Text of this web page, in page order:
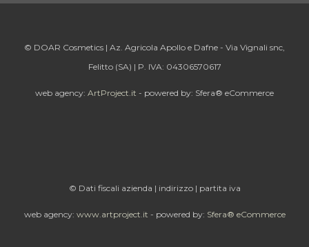
© DOAR Cosmetics | Az. Agricola Apollo e Dafne - Via Vignali snc,
Felitto (SA) | P. IVA: 04306570617
web agency: ArtProject.it - powered by: Sfera® eCommerce
© Dati fiscali azienda | indirizzo | partita iva
web agency: www.artproject.it - powered by: Sfera® eCommerce